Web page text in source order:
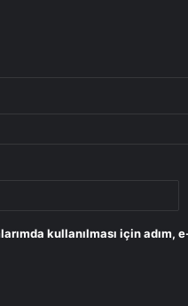
kullanılması için adım,